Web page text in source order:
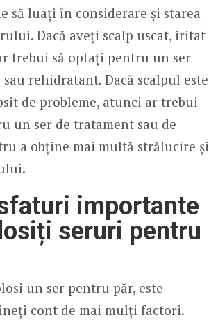
să luați în considerare și starea
Dacă aveți scalp uscat, iritat
trebui să optați pentru un ser
rehidratant. Dacă scalpul este
de probleme, atunci ar trebui
un ser de tratament sau de
a obține mai multă strălucire și
importante
seruri pentru
un ser pentru păr, este
cont de mai mulți factori.